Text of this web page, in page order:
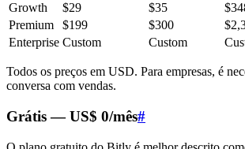
Growth
$29 $35
Premium
$199 $300
Enterprise Custom Custom
Todos os preços em USD. Para empresas, é
conversa com vendas.
Grátis — US$ 0/mês#